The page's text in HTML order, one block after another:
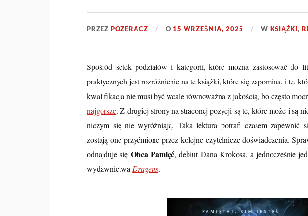
PRZEZPOZERACZ O 15 WRZEŚNIA, 2025 WKSIĄŻKI,
Spośród setek podziałów i kategorii, które można zastosować do
praktycznych jest rozróżnienie na te książki, które się zapomina, i te,
kwalifikacja nie musi być wcale równoważna z jakością, bo często
najgorsze. Z drugiej strony na straconej pozycji są te, które może i są
niczym się nie wyróżniają. Taka lektura potrafi czasem zapewnić
zostają one przyćmione przez kolejne czytelnicze doświadczenia.
odnajduje się Obca Pamięć, debiut Dana Krokosa, a jednocześnie
wydawnictwa Drageus.